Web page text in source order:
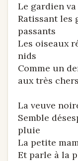
Le gardien
Ratissant les
passants
Les oiseaux
nids
Comme un
aux très chers
La veuve
Semble
pluie
La petite
Et parle à la